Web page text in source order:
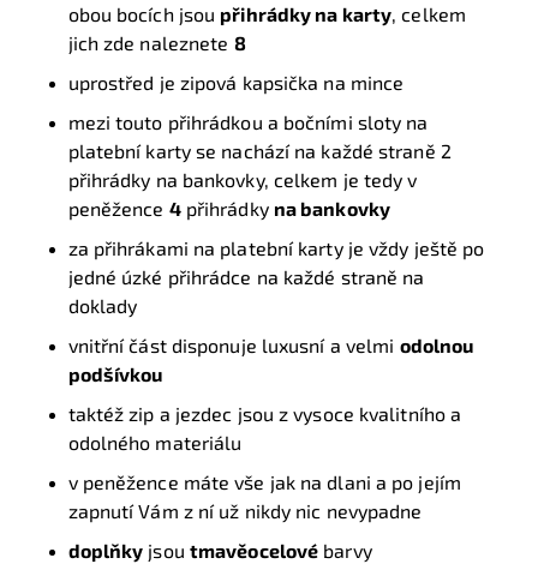
obou bocích jsou přihrádky na karty , celkem
jich zde naleznete 8
uprostřed je zipová kapsička na mince
mezi touto přihrádkou a bočními sloty na
platební karty se nachází na každé straně 2
přihrádky na bankovky, celkem je tedy v
peněžence 4přihrádky na bankovky
za přihrákami na platební karty je vždy ještě po
jedné úzké přihrádce na každé straně na
doklady
vnitřní část disponuje luxusní a velmi odolnou
podšívkou
taktéž zip a jezdec jsou z vysoce kvalitního a
odolného materiálu
v peněžence máte vše jak na dlani a po jejím
zapnutí Vám z ní už nikdy nic nevypadne
doplňky jsou tmavěocelové barvy